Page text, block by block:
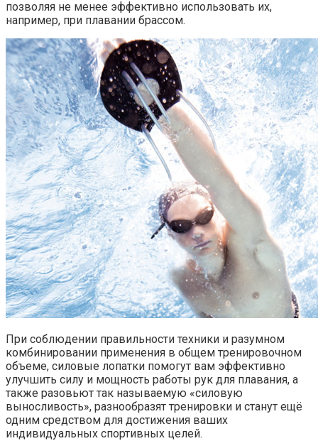
позволяя не менее эффективно использовать их,
например, при плавании брассом.
При соблюдении правильности техники и разумном
комбинировании применения в общем тренировочном
объеме, силовые лопатки помогут вам эффективно
улучшить силу и мощность работы рук для плавания, а
также разовьют так называемую «силовую
выносливость», разнообразят тренировки и станут ещё
одним средством для достижения ваших
индивидуальных спортивных целей.